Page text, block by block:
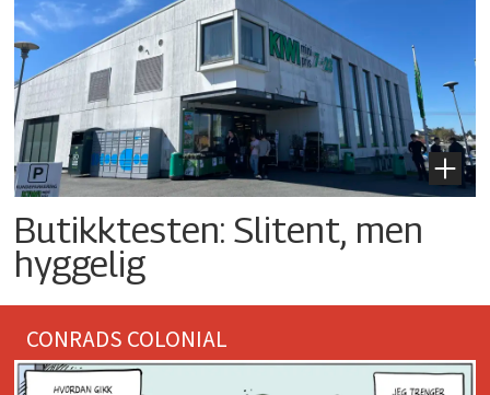
Butikktesten: Slitent, men
hyggelig
CONRADS COLONIAL